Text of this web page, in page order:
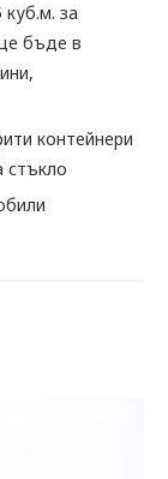
куб.м. за
бъде в
контейнери
стъкло